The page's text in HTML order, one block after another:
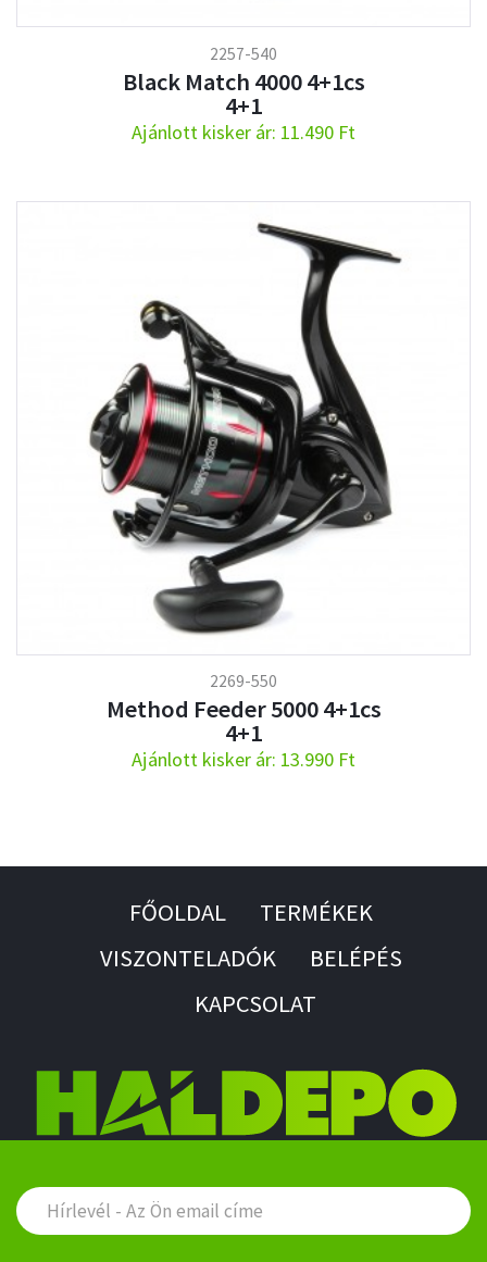
2257-540
Black Match 4000 4+1cs
4+1
Ajánlott kisker ár: 11.490 Ft
2269-550
Method Feeder 5000 4+1cs
4+1
Ajánlott kisker ár: 13.990 Ft
FŐOLDAL
TERMÉKEK
VISZONTELADÓK
BELÉPÉS
KAPCSOLAT